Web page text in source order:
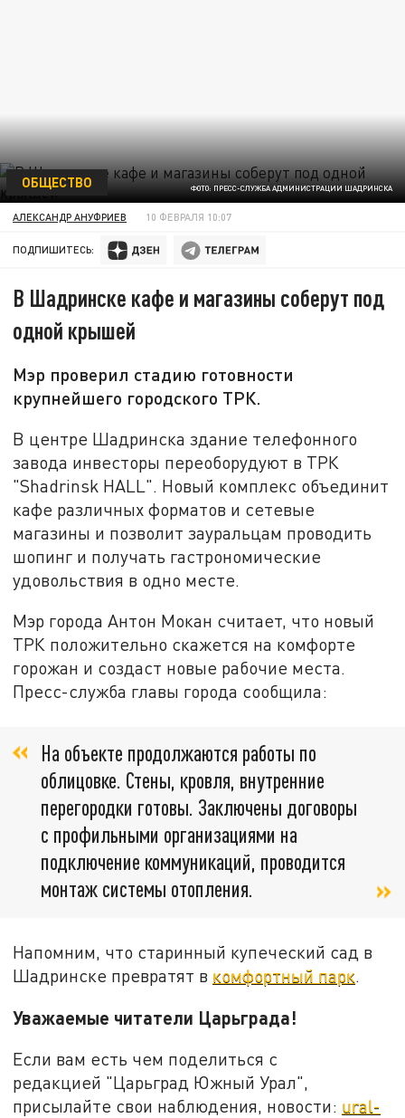
ФОТО: ПРЕСС-СЛУЖБА АДМИНИСТРАЦИИ ШАДРИНСКА
ОБЩЕСТВО
АЛЕКСАНДР АНУФРИЕВ 10 ФЕВРАЛЯ 10:07
ПОДПИШИТЕСЬ:
В Шадринске кафе и магазины соберут под
одной крышей
Мэр проверил стадию готовности
крупнейшего городского ТРК.
В центре Шадринска здание телефонного
завода инвесторы переоборудуют в ТРК
"Shadrinsk HALL". Новый комплекс объединит
кафе различных форматов и сетевые
магазины и позволит зауральцам проводить
шопинг и получать гастрономические
удовольствия в одно месте.
Мэр города Антон Мокан считает, что новый
ТРК положительно скажется на комфорте
горожан и создаст новые рабочие места.
Пресс-служба главы города сообщила:
На объекте продолжаются работы по
облицовке. Стены, кровля, внутренние
перегородки готовы. Заключены договоры
с профильными организациями на
подключение коммуникаций, проводится
монтаж системы отопления.
Напомним, что старинный купеческий сад в
Шадринске превратят в комфортный парк.
Уважаемые читатели Царьграда!
Если вам есть чем поделиться с
редакцией "Царьград Южный Урал",
присылайте свои наблюдения, новости: ural-